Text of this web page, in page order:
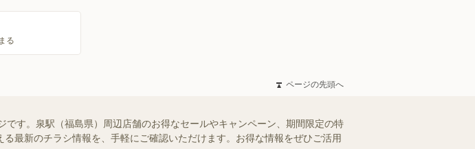
る
ページの先頭へ
す。泉駅（福島県）周辺店舗のお得なセールやキャンペーン、期間限定の特
最新のチラシ情報を、手軽にご確認いただけます。お得な情報をぜひご活用